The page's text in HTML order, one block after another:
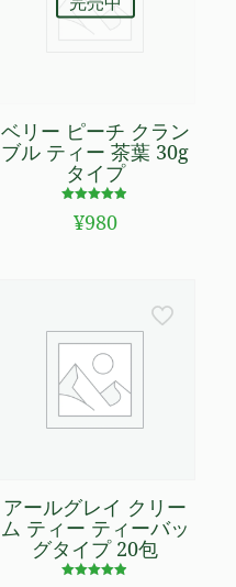
ベリー ピーチ クラン
ブル ティー 茶葉 30g
タイプ
4.88
¥980
アールグレイ クリー
ム ティー ティーバッ
グタイプ 20包